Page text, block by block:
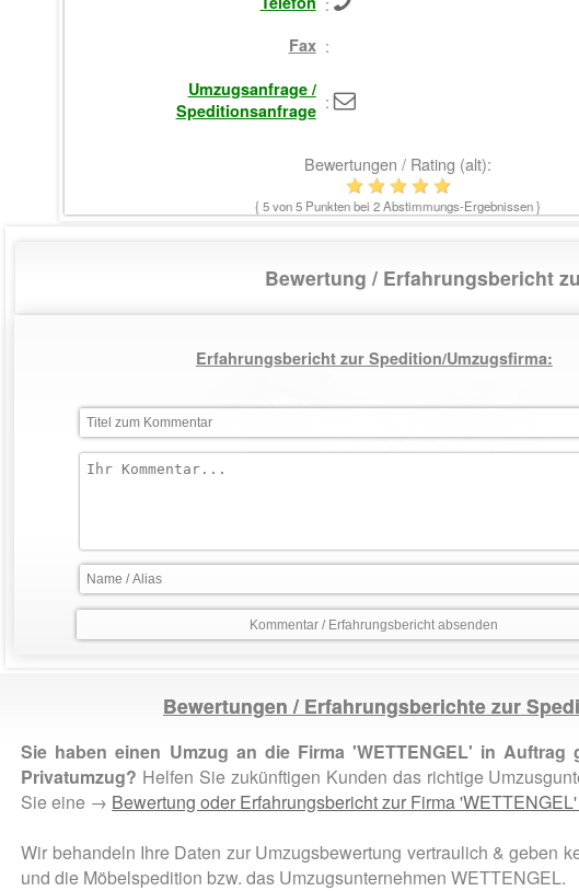
Fax :
Umzugsanfrage /
Speditionsanfrage :
Bewertungen / Rating (alt):
{ 5von 5 Punkten bei 2Abstimmungs-Ergebnissen }
Bewertung / Erfahrungsbericht
Erfahrungsbericht zur Spedition/Umzugsfirma:
Bewertungen / Erfahrungsberichte zur
Sie haben einen Umzug an die Firma 'WETTENGEL' in
Privatumzug? Helfen Sie zukünftigen Kunden das richtige
Sie eine → Bewertung oder Erfahrungsbericht zur Firma
Wir behandeln Ihre Daten zur Umzugsbewertung vertraulich & geben
und die Möbelspedition bzw. das Umzugsunternehmen WETTENGEL.